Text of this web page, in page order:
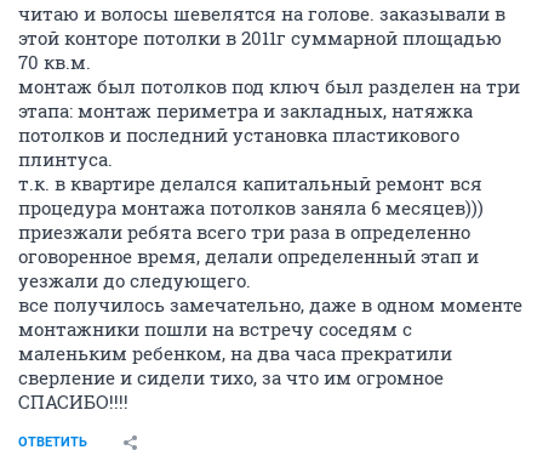
читаю и волосы шевелятся на голове. заказывали в
этой конторе потолки в 2011г суммарной площадью
70 кв.м.
монтаж был потолков под ключ был разделен на три
этапа: монтаж периметра и закладных, натяжка
потолков и последний установка пластикового
плинтуса.
т.к. в квартире делался капитальный ремонт вся
процедура монтажа потолков заняла 6 месяцев)))
приезжали ребята всего три раза в определенно
оговоренное время, делали определенный этап и
уезжали до следующего.
все получилось замечательно, даже в одном моменте
монтажники пошли на встречу соседям с
маленьким ребенком, на два часа прекратили
сверление и сидели тихо, за что им огромное
СПАСИБО!!!!
ОТВЕТИТЬ